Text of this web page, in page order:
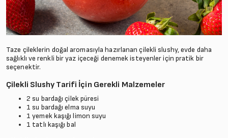
Taze çileklerin doğal aromasıyla hazırlanan çilekli slushy, evde daha
sağlıklı ve renkli bir yaz içeceği denemek isteyenler için pratik bir
seçenektir.
Çilekli Slushy Tarifi İçin Gerekli Malzemeler
2 su bardağı çilek püresi
1 su bardağı elma suyu
1 yemek kaşığı limon suyu
1 tatlı kaşığı bal